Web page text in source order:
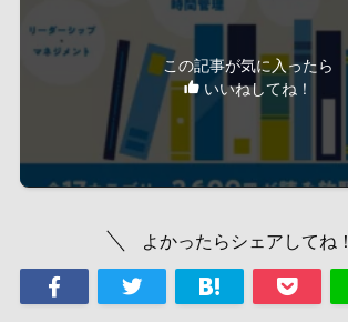
この記事が気に入ったら
いいねしてね！
よかったらシェアしてね！